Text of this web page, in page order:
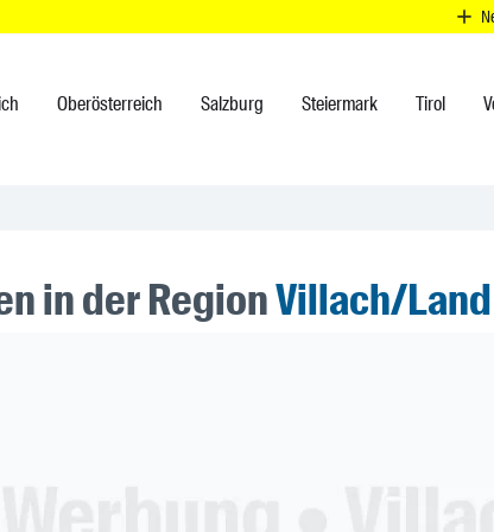
Oberösterreich Salzburg Steiermark Tirol
in der RegionVillach/Land